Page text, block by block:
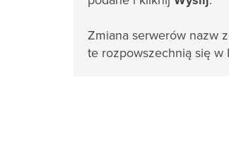
Zmiana serwerów nazw
te rozpowszechnią się w